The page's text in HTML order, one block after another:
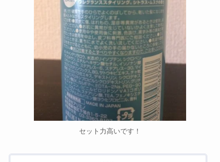
セット力高いです！